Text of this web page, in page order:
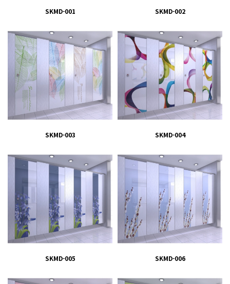
SKMD-001 SKMD-002
SKMD-003 SKMD-004
SKMD-005 SKMD-006